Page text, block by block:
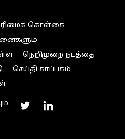
கொள்கை
நெறிமுறை நடத்தை
செய்தி காப்பகம்